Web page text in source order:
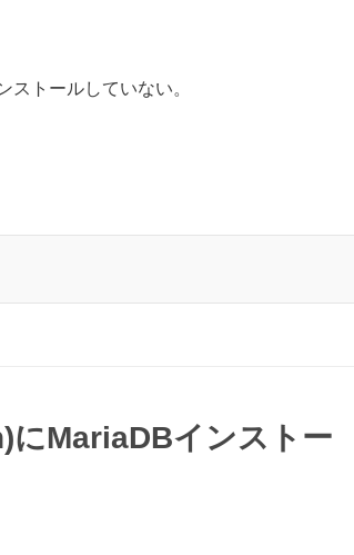
トールしていない。
MariaDBインストー